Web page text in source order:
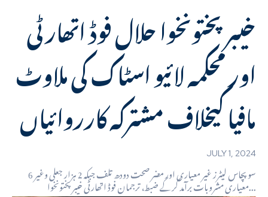
خیبرپختونخوا حلال فوڈ اتھارٹی
اور محکمہ لائیو اسٹاک کی ملاوٹ
مافیا کیخلاف مشترکہ کارروائیاں
JULY 1, 2024
6 سو پچاس لیٹرز غیر معیاری اور مضر صحت دودھ تلف جبکہ 2 ہزار جعلی وغیر
معیاری مشروبات برآمد کرکے ضبط، ترجمان فوڈ اتھارٹی خیبرپختونخوا...